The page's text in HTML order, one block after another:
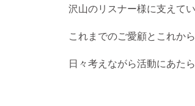
沢山のリスナー様に支えて
これまでのご愛顧とこれか
日々考えながら活動にあた